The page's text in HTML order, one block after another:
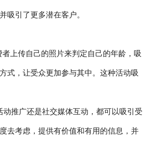
吸引了更多潜在客户。
上传自己的照片来判定自己的年龄，吸
式，让受众更加参与其中。这种活动吸
推广还是社交媒体互动，都可以吸引受
去考虑，提供有价值和有用的信息，并